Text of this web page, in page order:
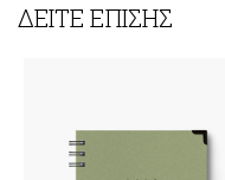
ΔΕΙΤΕ ΕΠΙΣΗΣ